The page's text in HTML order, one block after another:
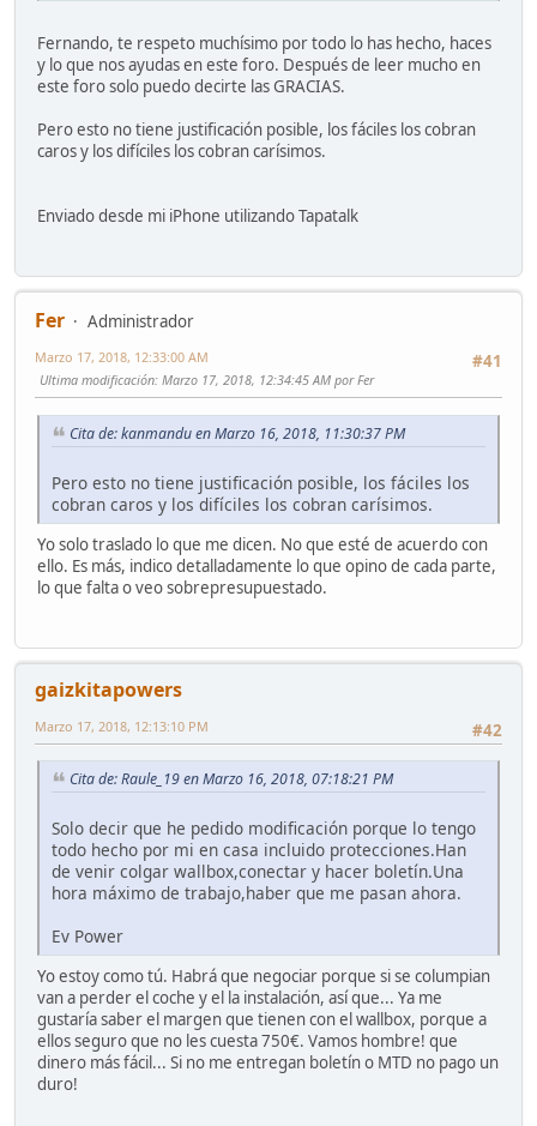
Fernando, te respeto muchísimo por todo lo has hecho, haces
y lo que nos ayudas en este foro. Después de leer mucho en
este foro solo puedo decirte las GRACIAS.
Pero esto no tiene justificación posible, los fáciles los cobran
caros y los difíciles los cobran carísimos.
Enviado desde mi iPhone utilizando Tapatalk
Fer
Administrador
#41
Marzo 17, 2018, 12:33:00 AM
Ultima modificación: Marzo 17, 2018, 12:34:45 AM por Fer
Cita de: kanmandu en Marzo 16, 2018, 11:30:37 PM
Pero esto no tiene justificación posible, los fáciles los
cobran caros y los difíciles los cobran carísimos.
Yo solo traslado lo que me dicen. No que esté de acuerdo con
ello. Es más, indico detalladamente lo que opino de cada parte,
lo que falta o veo sobrepresupuestado.
gaizkitapowers
#42
Marzo 17, 2018, 12:13:10 PM
Cita de: Raule_19 en Marzo 16, 2018, 07:18:21 PM
Solo decir que he pedido modificación porque lo tengo
todo hecho por mi en casa incluido protecciones.Han
de venir colgar wallbox,conectar y hacer boletín.Una
hora máximo de trabajo,haber que me pasan ahora.
Ev Power
Yo estoy como tú. Habrá que negociar porque si se columpian
van a perder el coche y el la instalación, así que... Ya me
gustaría saber el margen que tienen con el wallbox, porque a
ellos seguro que no les cuesta 750€. Vamos hombre! que
dinero más fácil... Si no me entregan boletín o MTD no pago un
duro!